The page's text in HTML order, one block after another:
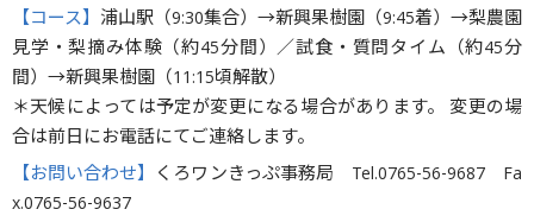
【コース】 浦山駅（9:30集合）→新興果樹園（9:45着）→梨農園
見学・梨摘み体験（約45分間）／試食・質問タイム（約45分
間）→新興果樹園（11:15頃解散）
＊天候によっては予定が変更になる場合があります。 変更の場
合は前日にお電話にてご連絡します。
【お問い合わせ】 くろワンきっぷ事務局 Tel.0765-56-9687 Fa
x.0765-56-9637